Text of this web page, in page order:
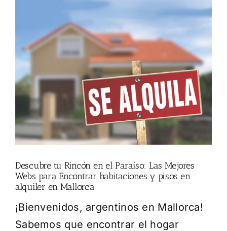
más
grande
Descubre tu Rincón en el Paraíso: Las Mejores
Webs para Encontrar habitaciones y pisos en
alquiler en Mallorca
¡Bienvenidos, argentinos en Mallorca!
Sabemos que encontrar el hogar